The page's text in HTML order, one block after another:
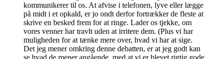
kommunikerer til os. At afvise i telefonen, lyve eller lægge
på midt i et opkald, er jo ondt derfor fortrækker de fleste at
skrive en besked frem for at ringe. Lader os tjekke, om
vores venner har travlt uden at irritere dem. (Plus vi har
muligheden for at tænke mere over, hvad vi har at sige.
Det jeg mener omkring denne debatten, er at jeg godt kan
se hvad de mener angående, med at vi er blevet rigtig gode